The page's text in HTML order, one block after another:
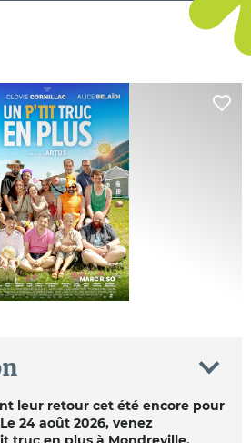
leur retour cet été encore pour
24 août 2026, venez